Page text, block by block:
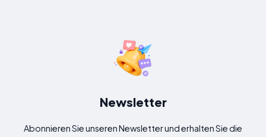
Newsletter
Abonnieren Sie unseren Newsletter und erhalten Sie die